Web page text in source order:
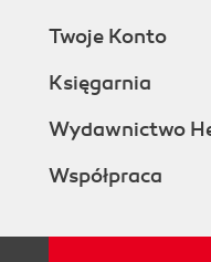
Twoje Konto
Księgarnia
Wydawnictwo
Współpraca